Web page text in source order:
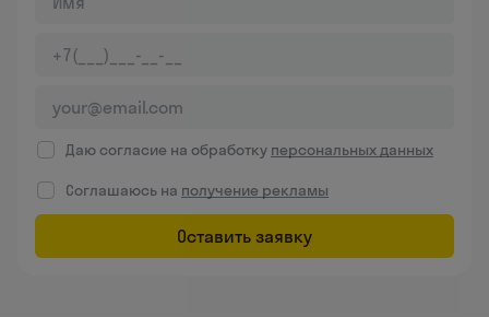
Даю согласие на обработку персональных данных
Соглашаюсь на получение рекламы
Оставить заявку